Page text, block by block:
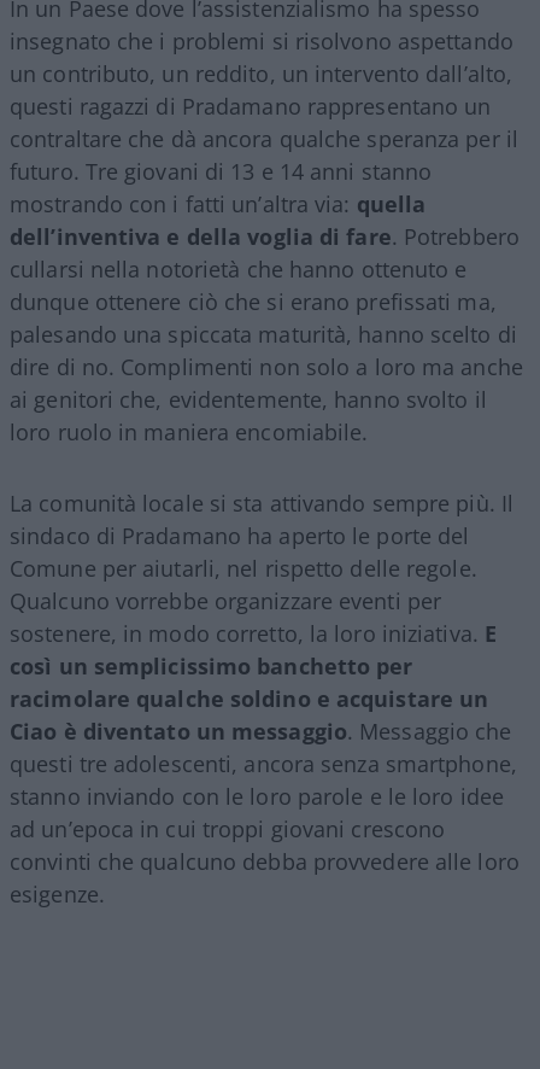
In un Paese dove l’assistenzialismo ha spesso
insegnato che i problemi si risolvono aspettando
un contributo, un reddito, un intervento dall’alto,
questi ragazzi di Pradamano rappresentano un
contraltare che dà ancora qualche speranza per il
futuro. Tre giovani di 13 e 14 anni stanno
mostrando con i fatti un’altra via: quella
dell’inventiva e della voglia di fare. Potrebbero
cullarsi nella notorietà che hanno ottenuto e
dunque ottenere ciò che si erano prefissati ma,
palesando una spiccata maturità, hanno scelto di
dire di no. Complimenti non solo a loro ma anche
ai genitori che, evidentemente, hanno svolto il
loro ruolo in maniera encomiabile.
La comunità locale si sta attivando sempre più. Il
sindaco di Pradamano ha aperto le porte del
Comune per aiutarli, nel rispetto delle regole.
Qualcuno vorrebbe organizzare eventi per
sostenere, in modo corretto, la loro iniziativa. E
così un semplicissimo banchetto per
racimolare qualche soldino e acquistare un
Ciao è diventato un messaggio. Messaggio che
questi tre adolescenti, ancora senza smartphone,
stanno inviando con le loro parole e le loro idee
ad un’epoca in cui troppi giovani crescono
convinti che qualcuno debba provvedere alle loro
esigenze.